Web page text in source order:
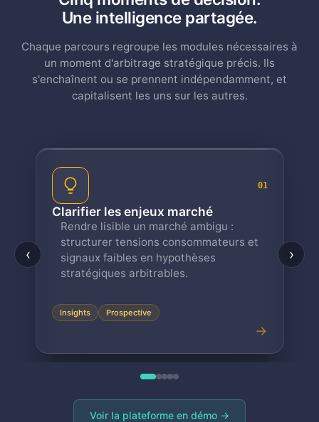
Une intelligence partagée.
Chaque parcours regroupe les modules nécessaires à
un moment d'arbitrage stratégique précis. Ils
s'enchaînent ou se prennent indépendamment, et
capitalisent les uns sur les autres.
‹
01
et
→
Révéler ses cibles
Des personae solides changent la
qualité de tout ce qui vient ensuite.
Incarnés depuis vos données réelles,
dialogables via Persona Bot,
Persona
›
Voir la plateforme en démo →